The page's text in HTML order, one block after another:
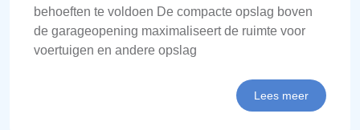
behoeften te voldoen De compacte opslag boven
de garageopening maximaliseert de ruimte voor
voertuigen en andere opslag
Lees meer